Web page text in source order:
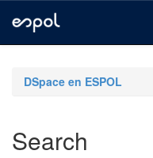
navigationDSpace en ESPOL
Search